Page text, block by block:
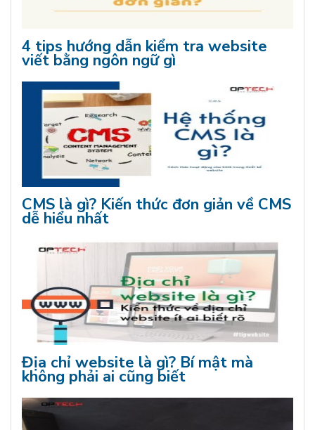
4 tips hướng dẫn kiểm tra website
viết bằng ngôn ngữ gì
CMS là gì? Kiến thức đơn giản về CMS
dễ hiểu nhất
Địa chỉ website là gì? Bí mật mà
không phải ai cũng biết